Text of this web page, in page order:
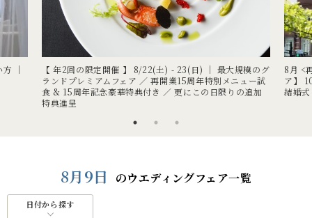
方 │
【 年2回の限定開催 】 8/22(土) - 23(日) ｜ 最大規模のグ
ランドプレミアムフェア ／ 再開業15周年特別メニュー試
食 & 15周年記念豪華特典付き ／ 更にこの日限りの追加
特典進呈
8月 <
ア】
結婚式
8月9日 のウエディングフェア一覧
日付から探す